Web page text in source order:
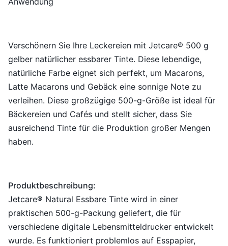
Verschönern Sie Ihre Leckereien mit Jetcare® 500 g
gelber natürlicher essbarer Tinte. Diese lebendige,
natürliche Farbe eignet sich perfekt, um Macarons,
Latte Macarons und Gebäck eine sonnige Note zu
verleihen. Diese großzügige 500-g-Größe ist ideal für
Bäckereien und Cafés und stellt sicher, dass Sie
ausreichend Tinte für die Produktion großer Mengen
haben.
Produktbeschreibung:
Jetcare® Natural Essbare Tinte wird in einer
praktischen 500-g-Packung geliefert, die für
verschiedene digitale Lebensmitteldrucker entwickelt
wurde. Es funktioniert problemlos auf Esspapier,